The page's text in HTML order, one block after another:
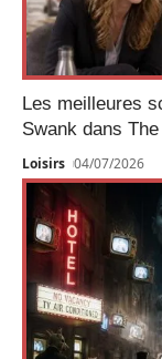
Les meilleures
Swank dans
Loisirs 04/07/2026